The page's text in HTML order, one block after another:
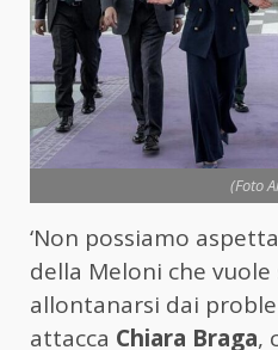
(Foto
‘Non possiamo
della Meloni che
allontanarsi dai
attacca Chiara Braga,